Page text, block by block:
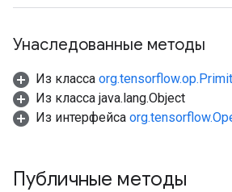
Унаследованные методы
Из класса
Из класса java.lang.Object
Из интерфейса
Публичные методы